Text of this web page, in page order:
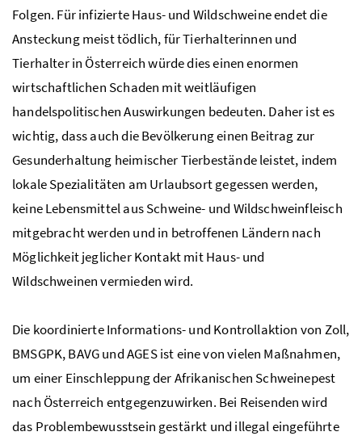
Folgen. Für infizierte Haus- und Wildschweine endet die
Ansteckung meist tödlich, für Tierhalterinnen und
Tierhalter in Österreich würde dies einen enormen
wirtschaftlichen Schaden mit weitläufigen
handelspolitischen Auswirkungen bedeuten. Daher ist es
wichtig, dass auch die Bevölkerung einen Beitrag zur
Gesunderhaltung heimischer Tierbestände leistet, indem
lokale Spezialitäten am Urlaubsort gegessen werden,
keine Lebensmittel aus Schweine- und Wildschweinfleisch
mitgebracht werden und in betroffenen Ländern nach
Möglichkeit jeglicher Kontakt mit Haus- und
Wildschweinen vermieden wird.
Die koordinierte Informations- und Kontrollaktion von Zoll,
BMSGPK, BAVG und AGES ist eine von vielen Maßnahmen,
um einer Einschleppung der Afrikanischen Schweinepest
nach Österreich entgegenzuwirken. Bei Reisenden wird
das Problembewusstsein gestärkt und illegal eingeführte